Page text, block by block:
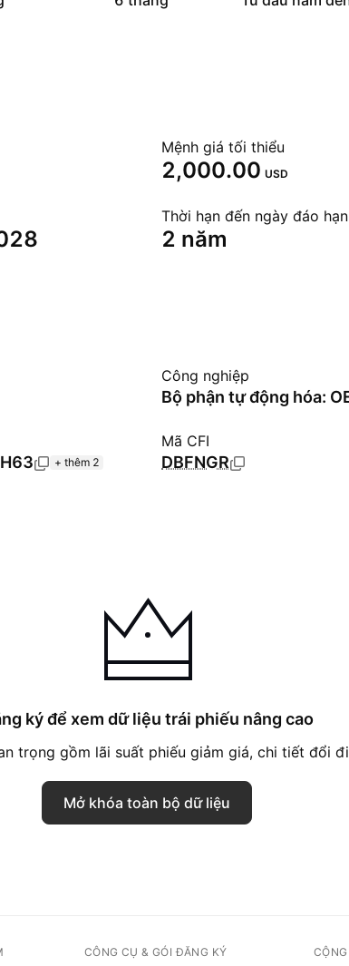
Mệnh giá tối thiểu
2,000.00 USD
Thời hạn đến ngày đáo hạn
2 năm
Công nghiệp
Bộ phận tự động hóa:
+ thêm 2
Mã CFI
DBFNGR
ký để xem dữ liệu trái phiếu nâng cao
trọng gồm lãi suất phiếu giảm giá, chi tiết đổi
Mở khóa toàn bộ dữ liệu
CÔNG CỤ & GÓI ĐĂNG KÝ